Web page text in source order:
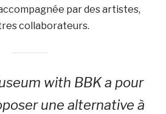
par des artistes,
collaborateurs.
with BBK a pour
une alternative à